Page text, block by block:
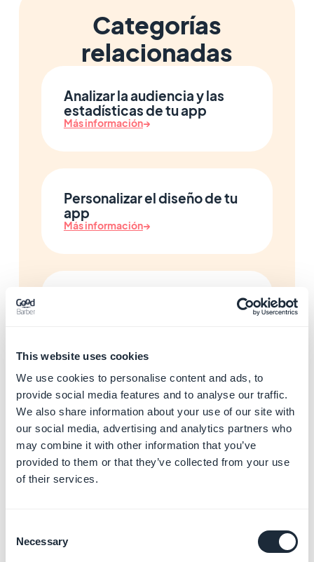
This website uses cookies
We use cookies to personalise content and ads, to
provide social media features and to analyse our traffic.
We also share information about your use of our site with
our social media, advertising and analytics partners who
may combine it with other information that you’ve
provided to them or that they’ve collected from your use
of their services.
Selection
Necessary
Categorías
relacionadas
Analizar la audiencia y las
estadísticas de tu app
Más información→
Personalizar el diseño de tu
app
Más información→
Gestionar tu comercio local
y tu programa de fidelidad
Más información→